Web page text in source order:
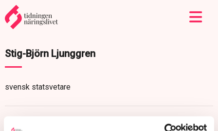
Stig-Björn Ljunggren
svensk statsvetare